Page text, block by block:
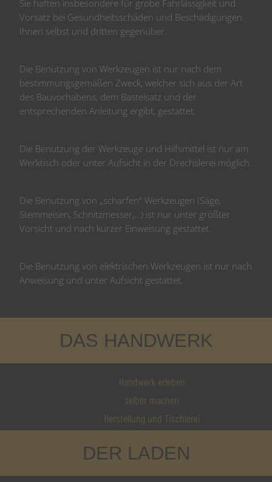
Sie haften insbesondere für grobe Fahrlässigkeit und
Vorsatz bei Gesundheitsschäden und Beschädigungen
Ihnen selbst und dritten gegenüber.
Die Benutzung von Werkzeugen ist nur nach dem
bestimmungsgemäßen Zweck, welcher sich aus der Art
des Bauvorhabens, dem Bastelsatz und der
entsprechenden Anleitung ergibt, gestattet.
Die Benutzung der Werkzeuge und Hilfsmittel ist nur am
Werktisch oder unter Aufsicht in der Drechslerei möglich.
Die Benutzung von „scharfen“ Werkzeugen (Säge,
Stemmeisen, Schnitzmesser,…) ist nur unter größter
Vorsicht und nach kurzer Einweisung gestattet.
Die Benutzung von elektrischen Werkzeugen ist nur nach
Anweisung und unter Aufsicht gestattet.
DAS HANDWERK
Handwerk erleben
selber machen
Herstellung und Tischlerei
DER LADEN